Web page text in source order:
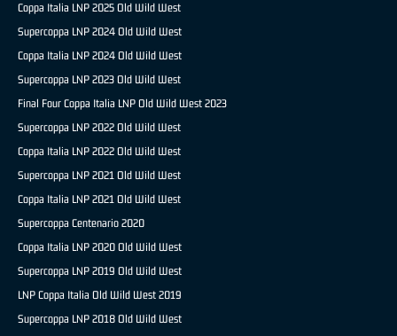
Coppa Italia LNP 2025 Old Wild West
Supercoppa LNP 2024 Old Wild West
Coppa Italia LNP 2024 Old Wild West
Supercoppa LNP 2023 Old Wild West
Final Four Coppa Italia LNP Old Wild West 2023
Supercoppa LNP 2022 Old Wild West
Coppa Italia LNP 2022 Old Wild West
Supercoppa LNP 2021 Old Wild West
Coppa Italia LNP 2021 Old Wild West
Supercoppa Centenario 2020
Coppa Italia LNP 2020 Old Wild West
Supercoppa LNP 2019 Old Wild West
LNP Coppa Italia Old Wild West 2019
Supercoppa LNP 2018 Old Wild West